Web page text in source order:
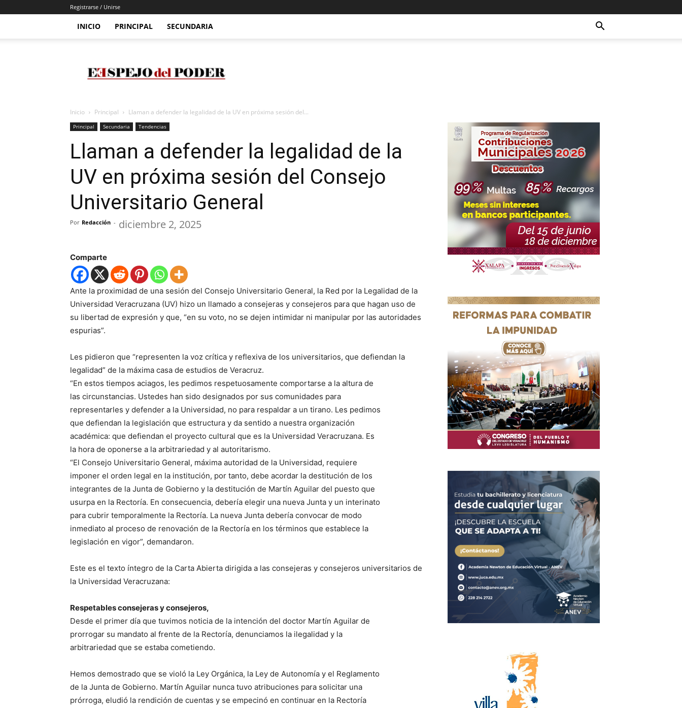
Registrarse / Unirse
INICIO PRINCIPAL SECUNDARIA
Del
Poder
Inicio Principal Llaman a defender la legalidad de la UV en próxima sesión del...
Principal Secundaria Tendencias
Llaman a defender la legalidad de la
UV en próxima sesión del Consejo
Universitario General
Por Redacción - diciembre 2, 2025
Comparte
Ante la proximidad de una sesión del Consejo Universitario General, la Red por la Legalidad de la
Universidad Veracruzana (UV) hizo un llamado a consejeras y consejeros para que hagan uso de
su libertad de expresión y que, “en su voto, no se dejen intimidar ni manipular por las autoridades
espurias”.
Les pidieron que “representen la voz crítica y reflexiva de los universitarios, que defiendan la
legalidad” de la máxima casa de estudios de Veracruz.
“En estos tiempos aciagos, les pedimos respetuosamente comportarse a la altura de
las circunstancias. Ustedes han sido designados por sus comunidades para
representarles y defender a la Universidad, no para respaldar a un tirano. Les pedimos
que defiendan la legislación que estructura y da sentido a nuestra organización
académica: que defiendan el proyecto cultural que es la Universidad Veracruzana. Es
la hora de oponerse a la arbitrariedad y al autoritarismo.
“El Consejo Universitario General, máxima autoridad de la Universidad, requiere
imponer el orden legal en la institución, por tanto, debe acordar la destitución de los
integrantes de la Junta de Gobierno y la destitución de Martín Aguilar del puesto que
usurpa en la Rectoría. En consecuencia, debería elegir una nueva Junta y un interinato
para cubrir temporalmente la Rectoría. La nueva Junta debería convocar de modo
inmediato al proceso de renovación de la Rectoría en los términos que establece la
legislación en vigor”, demandaron.
Este es el texto íntegro de la Carta Abierta dirigida a las consejeras y consejeros universitarios de
la Universidad Veracruzana:
Respetables consejeras y consejeros,
Desde el primer día que tuvimos noticia de la intención del doctor Martín Aguilar de
prorrogar su mandato al frente de la Rectoría, denunciamos la ilegalidad y la
arbitrariedad que se estaba cometiendo.
Hemos demostrado que se violó la Ley Orgánica, la Ley de Autonomía y el Reglamento
de la Junta de Gobierno. Martín Aguilar nunca tuvo atribuciones para solicitar una
prórroga, eludió la rendición de cuentas y se empecinó en continuar en la Rectoría